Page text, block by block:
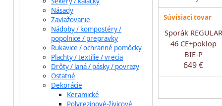
Násady
Zavlažovanie
Nádoby / kompostéry /
popolnice / prepravky
Rukavice / ochranné pomôcky
Plachty / textílie / vrecia
Drôty / laná / pásky / povrazy
Ostatné
Dekorácie
Keramické
Polyrezinové-živicové
Súvisiaci tovar
Sporák REGULAR
46 CE+poklop
BIE-P
649 €